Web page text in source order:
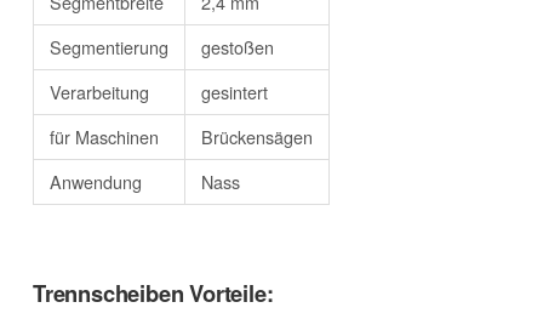
Segmentierung
gestoßen
Verarbeitung
gesintert
für Maschinen
Brückensägen
Anwendung
Nass
Trennscheiben Vorteile: